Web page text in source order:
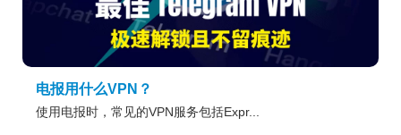
电报用什么VPN？
使用电报时，常见的VPN服务包括Expr...